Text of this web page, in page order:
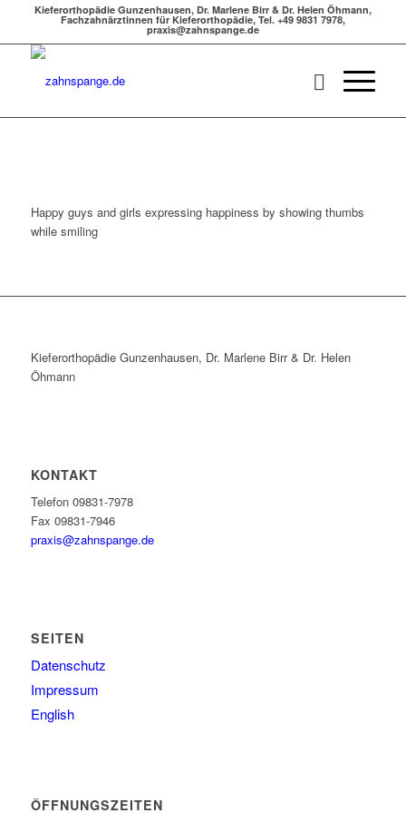
Kieferorthopädie Gunzenhausen, Dr. Marlene Birr & Dr. Helen Öhmann,
Fachzahnärztinnen für Kieferorthopädie, Tel. +49 9831 7978,
praxis@zahnspange.de
Happy guys and girls expressing happiness by showing thumbs
while smiling
Kieferorthopädie Gunzenhausen, Dr. Marlene Birr & Dr. Helen
Öhmann
KONTAKT
Telefon 09831-7978
Fax 09831-7946
praxis@zahnspange.de
SEITEN
Datenschutz
Impressum
English
ÖFFNUNGSZEITEN